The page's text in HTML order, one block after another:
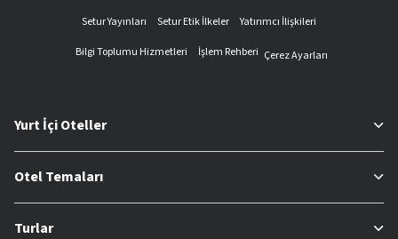
Setur Yayınları
Setur Etik İlkeler
Yatırımcı İlişkileri
Bilgi Toplumu Hizmetleri
İşlem Rehberi Çerez Ayarları
Yurt İçi Oteller
Otel Temaları
Turlar